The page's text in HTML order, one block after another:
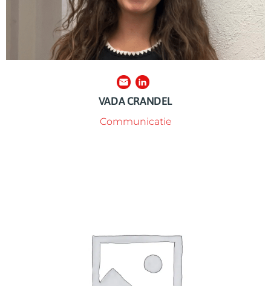
Ontvang je de maandelijkse nieuwsbrief of volg je onze
VADA CRANDEL
Communicatie
Met duizenden nieuwsbrief subscribers en de miljoenen
jongeren die we de afgelopen jaren met onze materialen
hebben bereikt, is een goed systeem cruciaal. Onze
dataheld Brecht beheert al onze datasystemen en zorgt er